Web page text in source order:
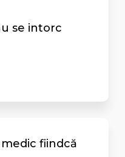
se intorc
fiindcă